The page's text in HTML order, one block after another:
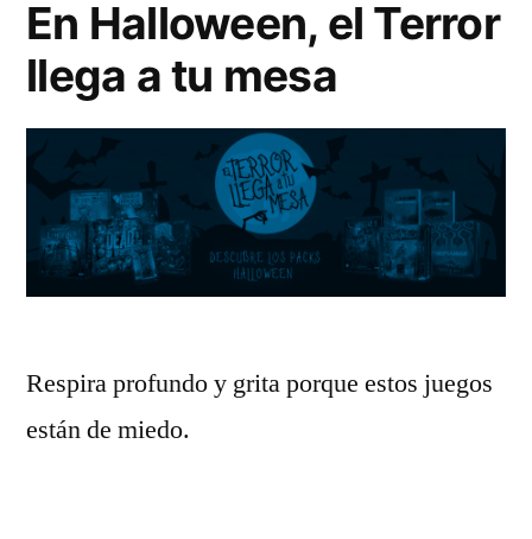
En Halloween, el Terror
llega a tu mesa
Respira profundo y grita porque estos juegos
están de miedo.